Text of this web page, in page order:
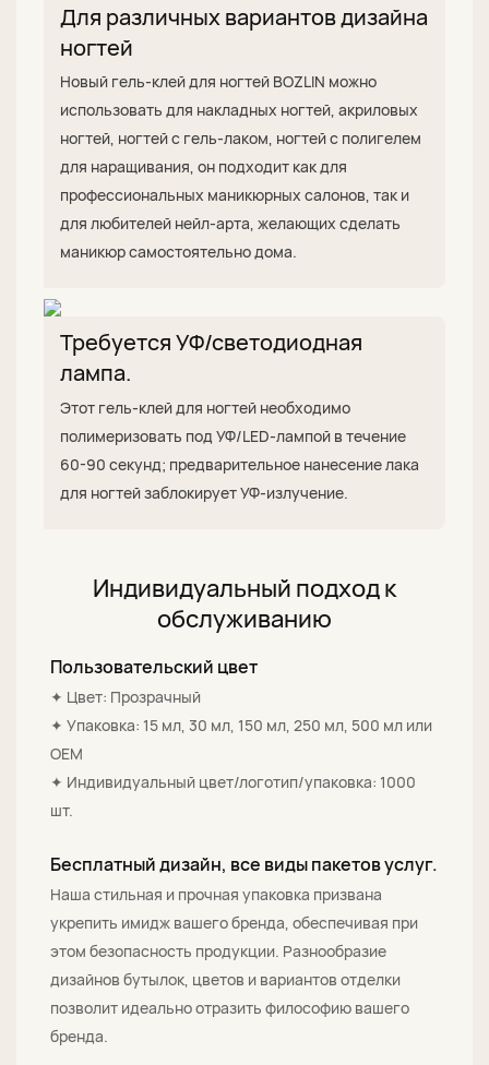
Для различных вариантов дизайна
ногтей
Новый гель-клей для ногтей BOZLIN можно
использовать для накладных ногтей, акриловых
ногтей, ногтей с гель-лаком, ногтей с полигелем
для наращивания, он подходит как для
профессиональных маникюрных салонов, так и
для любителей нейл-арта, желающих сделать
маникюр самостоятельно дома.
Требуется УФ/светодиодная
лампа.
Этот гель-клей для ногтей необходимо
полимеризовать под УФ/LED-лампой в течение
60-90 секунд; предварительное нанесение лака
для ногтей заблокирует УФ-излучение.
Индивидуальный подход к
обслуживанию
Пользовательский цвет
✦ Цвет: Прозрачный
✦ Упаковка: 15 мл, 30 мл, 150 мл, 250 мл, 500 мл или
OEM
✦ Индивидуальный цвет/логотип/упаковка: 1000
шт.
Бесплатный дизайн, все виды пакетов услуг.
Наша стильная и прочная упаковка призвана
укрепить имидж вашего бренда, обеспечивая при
этом безопасность продукции. Разнообразие
дизайнов бутылок, цветов и вариантов отделки
позволит идеально отразить философию вашего
бренда.